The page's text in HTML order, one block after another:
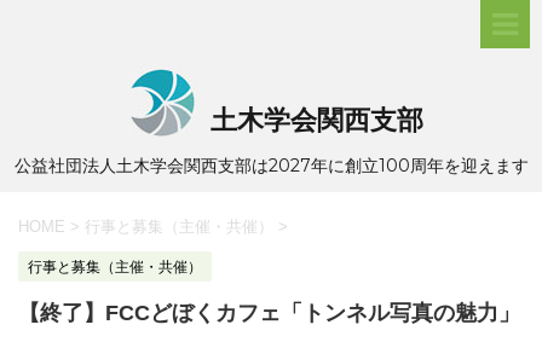
土木学会関西支部
公益社団法人土木学会関西支部は2027年に創立100周年を迎えます
HOME > 行事と募集（主催・共催） >
行事と募集（主催・共催）
【終了】FCCどぼくカフェ「トンネル写真の魅力」